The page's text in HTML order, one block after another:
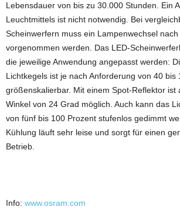
Lebensdauer von bis zu 30.000 Stunden. Ein
Leuchtmittels ist nicht notwendig. Bei
Scheinwerfern muss ein Lampenwechsel
vorgenommen werden. Das LED-
die jeweilige Anwendung angepasst werden:
Lichtkegels ist je nach Anforderung von 40 bis
größenskalierbar. Mit einem Spot-Reflektor ist
Winkel von 24 Grad möglich. Auch kann das
von fünf bis 100 Prozent stufenlos gedimmt
Kühlung läuft sehr leise und sorgt für einen
Betrieb.
Info: www.osram.com